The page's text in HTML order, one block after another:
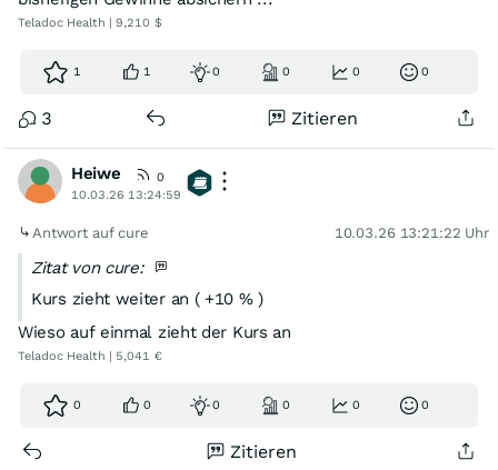
Teladoc Health | 9,210 $
1 1 0 0 0 0
3 Zitieren
Heiwe
0
10.03.26 13:24:59
Antwort auf cure 10.03.26 13:21:22 Uhr
Zitat von cure:
Kurs zieht weiter an ( +10 % )
Wieso auf einmal zieht der Kurs an
Teladoc Health | 5,041 €
0 0 0 0 0 0
Zitieren